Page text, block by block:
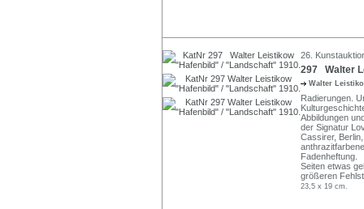
26.
297 Walter
Walter
Radierungen.
Abbildungen
der Signatur
Cassirer,
Fadenheftung.
Seiten etwas
größeren
23,5 x 19 cm.